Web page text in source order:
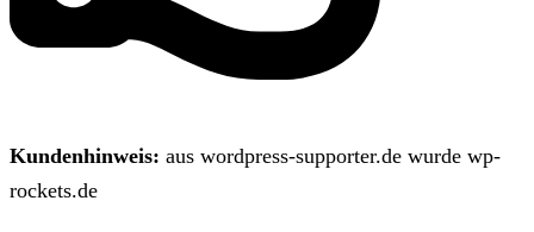
Kundenhinweis: aus wordpress-supporter.de wurde wp-
rockets.de